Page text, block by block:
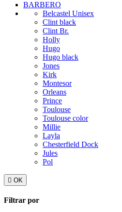
BARBERO
Belcastel Unisex
Clint black
Clint Br.
Holly
Hugo
Hugo black
Jones
Kirk
Montesor
Orleans
Prince
Toulouse
Toulouse color
Millie
Layla
Chesterfield Dock
Jules
Pol
 OK
Filtrar por